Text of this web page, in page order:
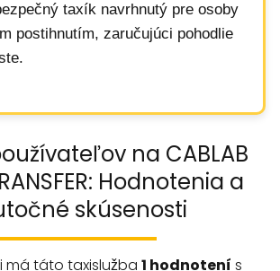
taxík navrhnutý pre osoby
postihnutím, zaručujúci pohodlie
na CABLAB
Hodnotenia a
skúsenosti
má táto taxislužba 1 hodnotení s